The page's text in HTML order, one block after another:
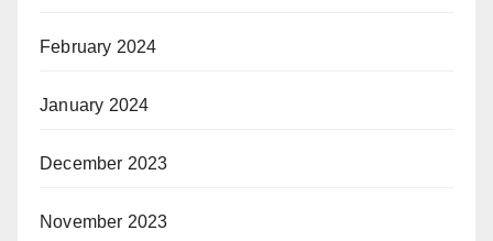
February 2024
January 2024
December 2023
November 2023